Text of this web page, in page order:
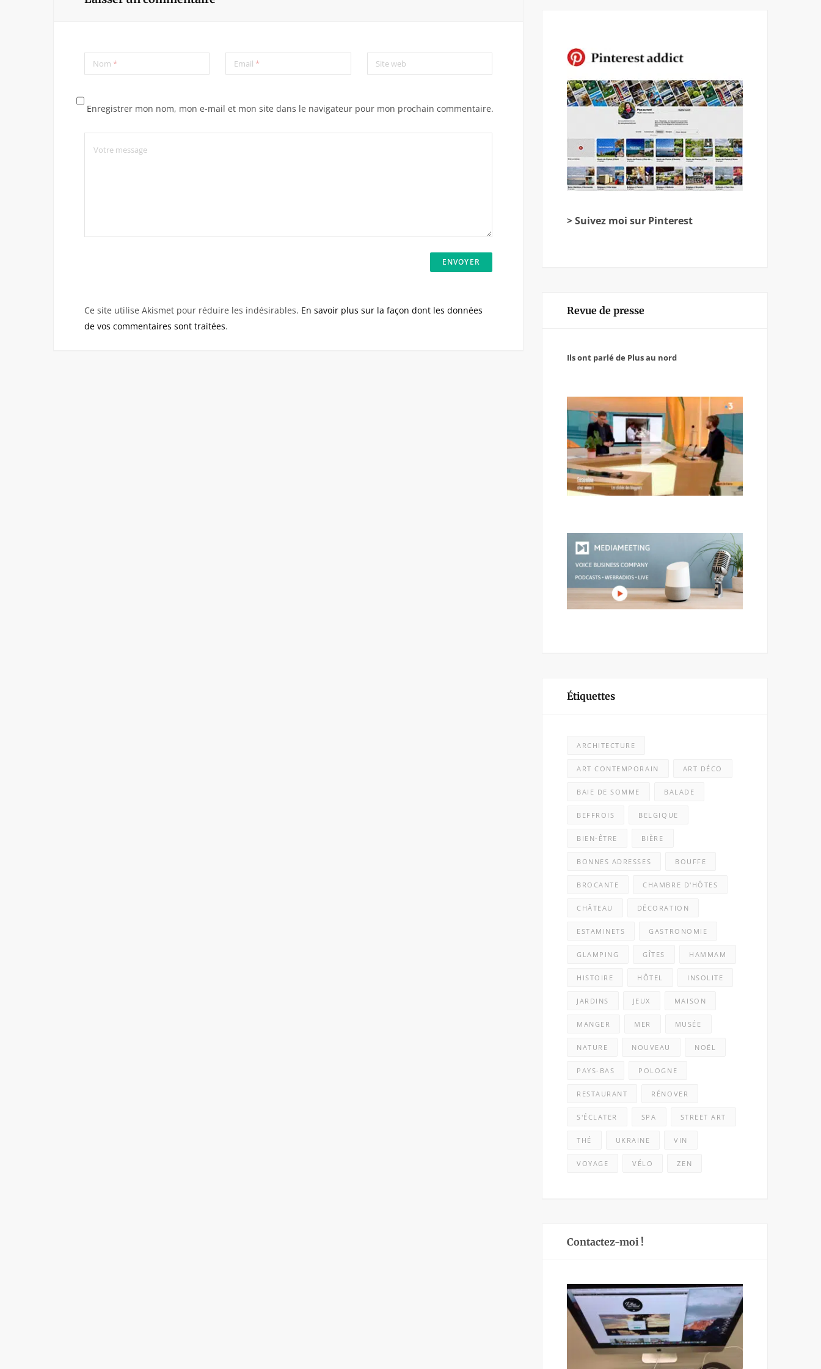
Nom * Email* Site web
Enregistrer mon nom, mon e-mail et mon site dans le navigateur pour mon prochain commentaire.
Ce site utilise Akismet pour réduire les indésirables. En savoir plus sur la façon dont les données
de vos commentaires sont traitées.
> Suivez moi sur Pinterest
Revue de presse
Ils ont parlé de Plus au nord
Étiquettes
ARCHITECTURE
ART CONTEMPORAIN ART DÉCO
BAIE DE SOMME BALADE
BEFFROIS BELGIQUE
BIEN-ÊTRE BIÈRE
BONNES ADRESSES BOUFFE
BROCANTE CHAMBRE D'HÔTES
CHÂTEAU DÉCORATION
ESTAMINETS GASTRONOMIE
GLAMPING GÎTES HAMMAM
HISTOIRE HÔTEL INSOLITE
JARDINS JEUX MAISON
MANGER MER MUSÉE
NATURE NOUVEAU NOËL
PAYS-BAS POLOGNE
RESTAURANT RÉNOVER
S'ÉCLATER SPA STREET ART
THÉ UKRAINE VIN
VOYAGE VÉLO ZEN
Contactez-moi !